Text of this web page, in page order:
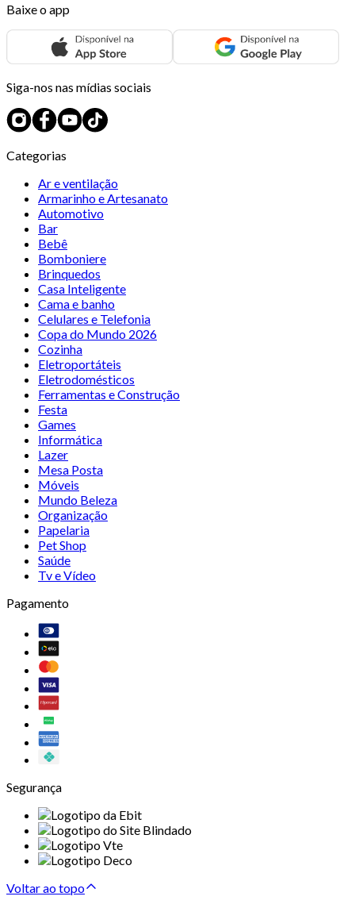
Baixe o app
Siga-nos nas mídias sociais
Categorias
Ar e ventilação
Armarinho e Artesanato
Automotivo
Bar
Bebê
Bomboniere
Brinquedos
Casa Inteligente
Cama e banho
Celulares e Telefonia
Copa do Mundo 2026
Cozinha
Eletroportáteis
Eletrodomésticos
Ferramentas e Construção
Festa
Games
Informática
Lazer
Mesa Posta
Móveis
Mundo Beleza
Organização
Papelaria
Pet Shop
Saúde
Tv e Vídeo
Pagamento
Segurança
Voltar ao topo